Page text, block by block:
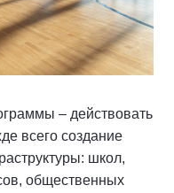
– действовать
всего создание
школ,
общественных